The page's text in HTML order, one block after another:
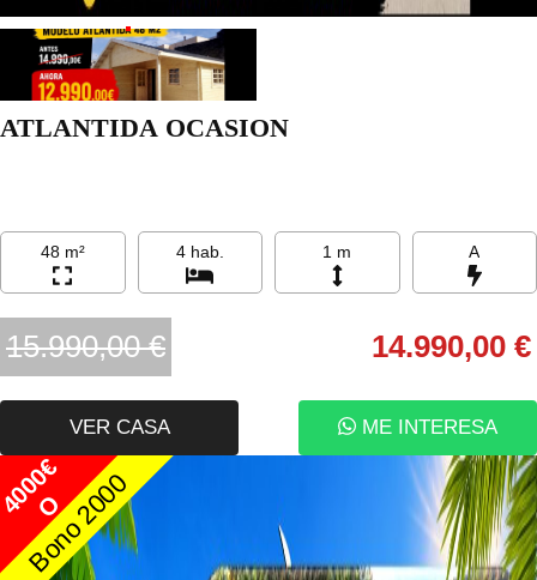
ATLANTIDA OCASION
48 m² 4 hab. 1 m A
15.990,00 € 14.990,00 €
VER CASA ME INTERESA
O
Bono 2000